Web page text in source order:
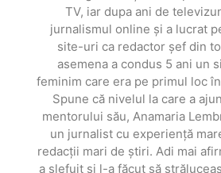
TV, iar dupa ani de
jurnalismul online și a lucrat
site-uri ca redactor șef din
asemena a condus 5 ani un
feminim care era pe primul loc
Spune că nivelul la care a
mentorului său, Anamaria
un jurnalist cu experiență
redacții mari de știri. Adi mai
a slefuit și l-a făcut să